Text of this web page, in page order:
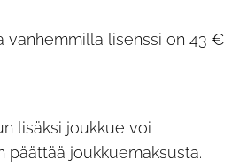
vanhemmilla lisenssi on 43 €
lisäksi joukkue voi
päättää joukkuemaksusta.